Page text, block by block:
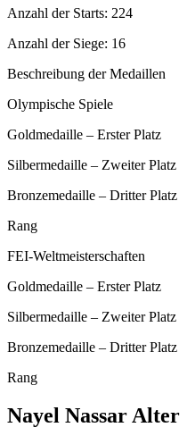
Anzahl der Starts: 224
Anzahl der Siege: 16
Beschreibung der Medaillen
Olympische Spiele
Goldmedaille – Erster Platz
Silbermedaille – Zweiter Platz
Bronzemedaille – Dritter Platz
Rang
FEI-Weltmeisterschaften
Goldmedaille – Erster Platz
Silbermedaille – Zweiter Platz
Bronzemedaille – Dritter Platz
Rang
Nayel Nassar Alter